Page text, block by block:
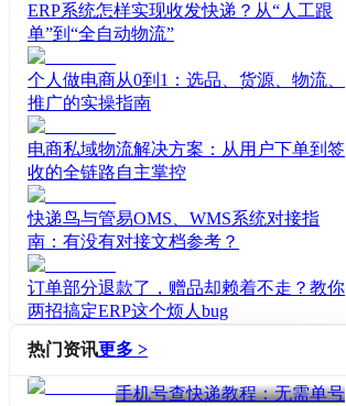
ERP系统怎样实现收发快递？从“人工跟
单”到“全自动物流”
个人做电商从0到1：选品、货源、物流、
推广的实操指南
电商私域物流解决方案：从用户下单到签
收的全链路自主掌控
快递鸟与管易OMS、WMS系统对接指
南：有没有对接文档参考？
订单部分退款了，赠品却赖着不走？教你
两招搞定ERP这个烦人bug
热门资讯更多 >
手机号查快递教程：无需单号